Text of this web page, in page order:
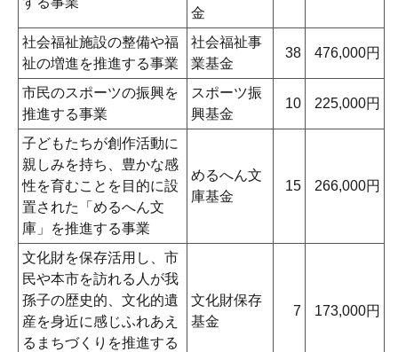
金
社会福祉施設の整備や福
祉の増進を推進する事業
社会福祉事
業基金
38 476,000円
市民のスポーツの振興を
推進する事業
スポーツ振
興基金
10 225,000円
子どもたちが創作活動に
親しみを持ち、豊かな感
性を育むことを目的に設
置された「めるへん文
庫」を推進する事業
めるへん文
庫基金
15 266,000円
文化財を保存活用し、市
民や本市を訪れる人が我
孫子の歴史的、文化的遺
産を身近に感じふれあえ
るまちづくりを推進する
文化財保存
基金
7 173,000円